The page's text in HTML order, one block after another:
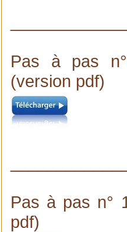
Pas à pas
(version pdf)
Pas à pas n°
pdf)